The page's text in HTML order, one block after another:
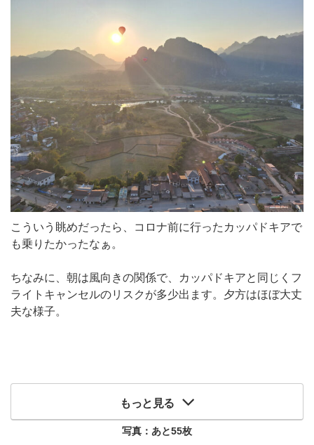
こういう眺めだったら、コロナ前に行ったカッパドキアで
も乗りたかったなぁ。
ちなみに、朝は風向きの関係で、カッパドキアと同じくフ
ライトキャンセルのリスクが多少出ます。夕方はほぼ大丈
夫な様子。
もっと見る
写真：あと55枚